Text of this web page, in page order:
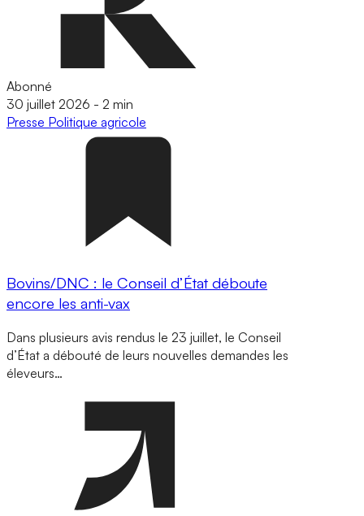
Abonné
30 juillet 2026 - 2 min
Presse Politique agricole
Bovins/DNC : le Conseil d’État déboute
encore les anti-vax
Dans plusieurs avis rendus le 23 juillet, le Conseil
d’État a débouté de leurs nouvelles demandes les
éleveurs…